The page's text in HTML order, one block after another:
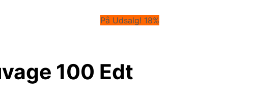
På Udsalg! 18%
100 Edt